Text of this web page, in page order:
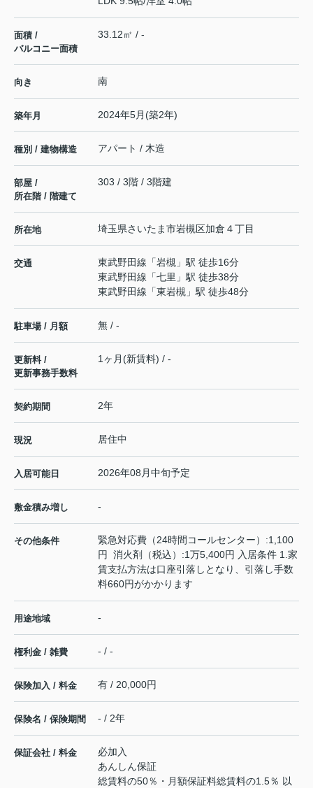
面積 /
バルコニー面積
33.12㎡ / -
向き 南
築年月 2024年5月(築2年)
種別 / 建物構造 アパート / 木造
部屋 /
所在階 / 階建て
303 / 3階 / 3階建
所在地 埼玉県さいたま市岩槻区加倉 ４丁目
交通 東武野田線 「岩槻 」駅 徒歩16分
東武野田線 「七里 」駅 徒歩38分
東武野田線 「東岩槻 」駅 徒歩48分
駐車場 / 月額 無 / -
更新料 /
更新事務手数料
1ヶ月(新賃料) / -
契約期間 2年
現況 居住中
入居可能日 2026年08月中旬予定
敷金積み増し -
その他条件
緊急対応費（24時間コールセンター）:1,100
円 消火剤（税込）:1万5,400円 入居条件 1.家
賃支払方法は口座引落しとなり、引落し手数
料660円がかかります
用途地域 -
権利金 / 雑費 - / -
保険加入 / 料金 有 / 20,000円
保険名 / 保険期間 - / 2年
保証会社 / 料金
必加入
あんしん保証
総賃料の50％・月額保証料総賃料の1.5％ 以